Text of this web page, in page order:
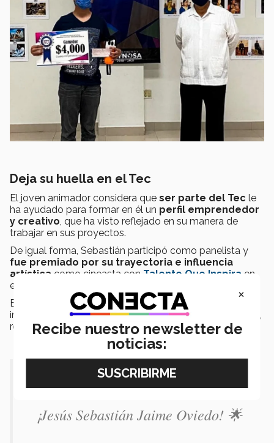
Deja su huella en el Tec
El joven animador considera que ser parte del Tec le
ha ayudado para formar en él un perfil emprendedor
y creativo, que ha visto reflejado en su manera de
trabajar en sus proyectos.
De igual forma, Sebastián participó como panelista y
fue premiado por su trayectoria e influencia
artística como cineasta con Talento Que Inspira en
el evento de
Este evento es elfestival cultural del Tec,
incluye concursos artísticos, exposiciones, conferencias,
retos en redes, entre otras actividades.
El siguiente premio es para...🥁
¡Jesús Sebastián Jaime Oviedo! 🌟
×
Recibe nuestro newsletter de
noticias: